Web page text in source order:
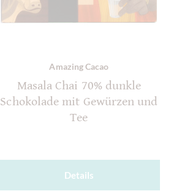
Amazing Cacao
Masala Chai 70% dunkle
Schokolade mit Gewürzen und
Tee
Details